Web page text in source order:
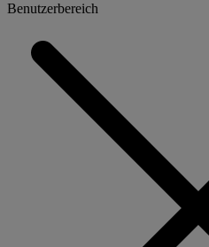
Benutzerbereich